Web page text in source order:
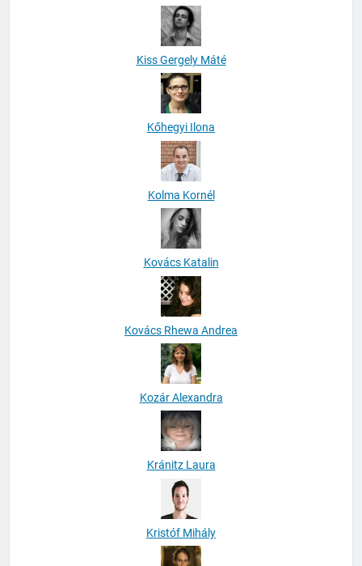
Kiss Gergely Máté
Kőhegyi Ilona
Kolma Kornél
Kovács Katalin
Kovács Rhewa Andrea
Kozár Alexandra
Kránitz Laura
Kristóf Mihály